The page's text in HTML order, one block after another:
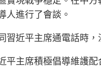
人進行了會談。
習近平主席通電話時
平主席積極倡導維護